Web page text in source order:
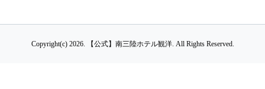
Copyright(c) 2026. 【公式】南三陸ホテル観洋. All Rights Reserved.